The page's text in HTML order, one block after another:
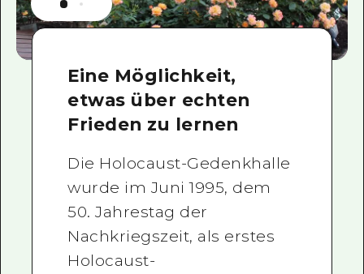
Eine Möglichkeit,
etwas über echten
Frieden zu lernen
Die Holocaust-Gedenkhalle
wurde im Juni 1995, dem
50. Jahrestag der
Nachkriegszeit, als erstes
Holocaust-